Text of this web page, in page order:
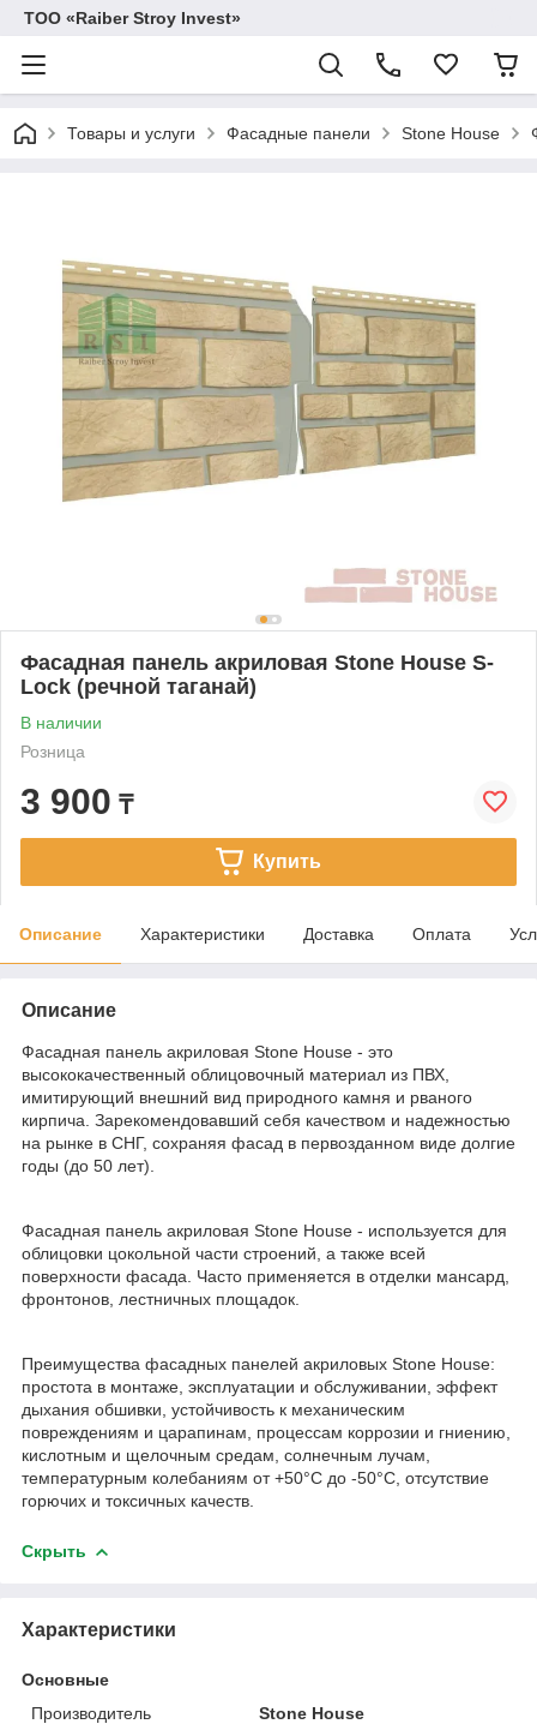
TOO «Raiber Stroy Invest»
Товары и услуги Фасадные панели Stone House
Фасадная панель акриловая Stone House S-
Lock (речной таганай)
В наличии
Розница
3 900 ₸
Купить
Описание Характеристики Доставка Оплата
Описание
Фасадная панель акриловая Stone House - это
высококачественный облицовочный материал из ПВХ,
имитирующий внешний вид природного камня и рваного
кирпича. Зарекомендовавший себя качеством и надежностью
на рынке в СНГ, сохраняя фасад в первозданном виде долгие
годы (до 50 лет).
Фасадная панель акриловая Stone House - используется для
облицовки цокольной части строений, а также всей
поверхности фасада. Часто применяется в отделки мансард,
фронтонов, лестничных площадок.
Преимущества фасадных панелей акриловых Stone House:
простота в монтаже, эксплуатации и обслуживании, эффект
дыхания обшивки, устойчивость к механическим
повреждениям и царапинам, процессам коррозии и гниению,
кислотным и щелочным средам, солнечным лучам,
температурным колебаниям от +50‎°C до -50°C, отсутствие
горючих и токсичных качеств.
Скрыть
Характеристики
Основные
Производитель
Stone House